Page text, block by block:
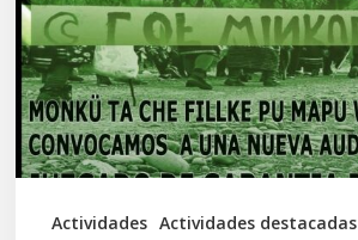
Actividades Actividades destacadas
a
apoyar
audiencia
en
Juzgado